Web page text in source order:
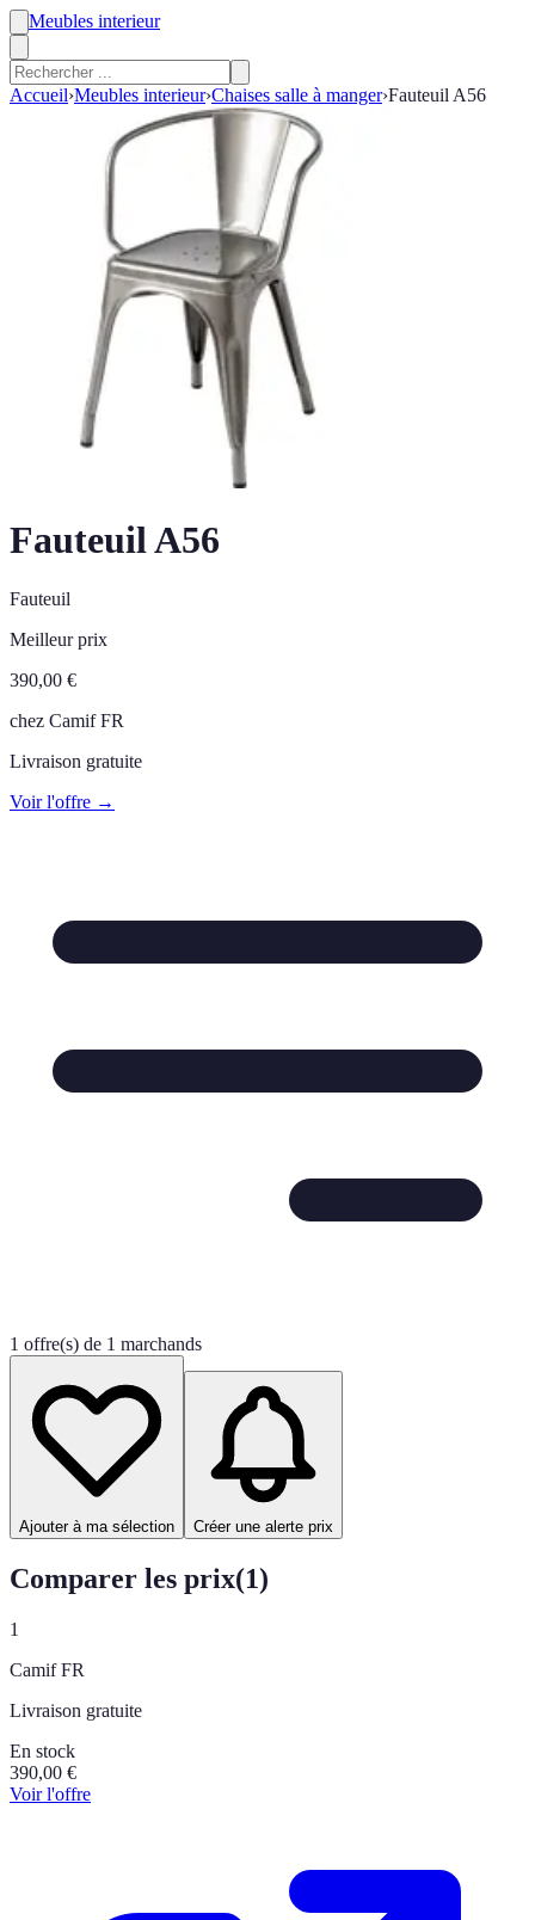
Meubles interieur
Accueil›Meubles interieur›Chaises salle à manger›Fauteuil A56
Fauteuil A56
Fauteuil
Meilleur prix
390,00 €
chez Camif FR
Livraison gratuite
Voir l'offre →
1 offre(s) de 1 marchands
Ajouter à ma sélection Créer une alerte prix
Comparer les prix(1)
1
Camif FR
Livraison gratuite
En stock
390,00 €
Voir l'offre